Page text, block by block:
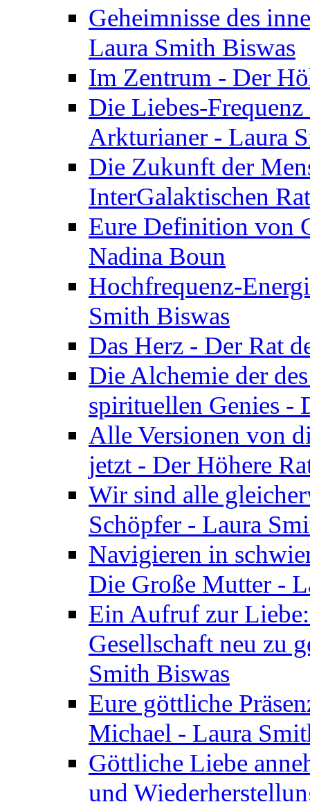
Geheimnisse des
Laura Smith Biswas
Im Zentrum - Der
Die Liebes-
Arkturianer - Laura
Die Zukunft der
InterGalaktischen
Eure Definition von
Nadina Boun
Hochfrequenz-
Smith Biswas
Das Herz - Der Rat
Die Alchemie der
spirituellen Genies -
Alle Versionen von
jetzt - Der Höhere
Wir sind alle
Schöpfer - Laura
Navigieren in
Die Große Mutter -
Ein Aufruf zur
Gesellschaft neu zu
Smith Biswas
Eure göttliche
Michael - Laura
Göttliche Liebe
und